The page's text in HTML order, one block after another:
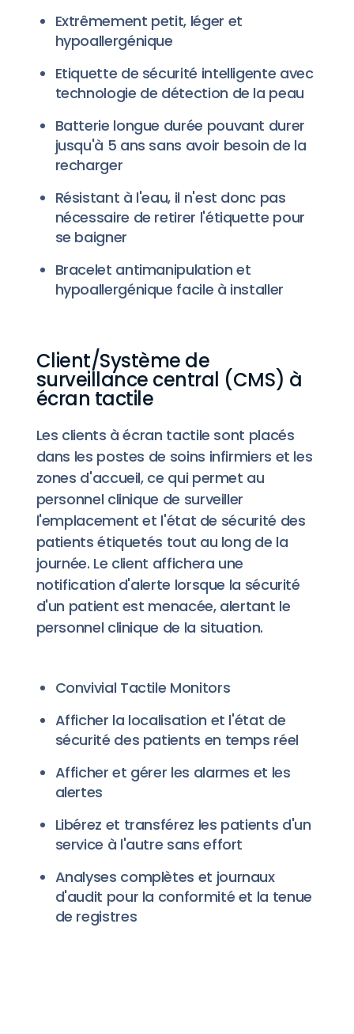
Extrêmement petit, léger et
hypoallergénique
Etiquette de sécurité intelligente avec
technologie de détection de la peau
Batterie longue durée pouvant durer
jusqu'à 5 ans sans avoir besoin de la
recharger
Résistant à l'eau, il n'est donc pas
nécessaire de retirer l'étiquette pour
se baigner
Bracelet antimanipulation et
hypoallergénique facile à installer
Client/Système de
surveillance central (CMS) à
écran tactile
Les clients à écran tactile sont placés
dans les postes de soins infirmiers et les
zones d'accueil, ce qui permet au
personnel clinique de surveiller
l'emplacement et l'état de sécurité des
patients étiquetés tout au long de la
journée. Le client affichera une
notification d'alerte lorsque la sécurité
d'un patient est menacée, alertant le
personnel clinique de la situation.
Convivial Tactile Monitors
Afficher la localisation et l'état de
sécurité des patients en temps réel
Afficher et gérer les alarmes et les
alertes
Libérez et transférez les patients d'un
service à l'autre sans effort
Analyses complètes et journaux
d'audit pour la conformité et la tenue
de registres